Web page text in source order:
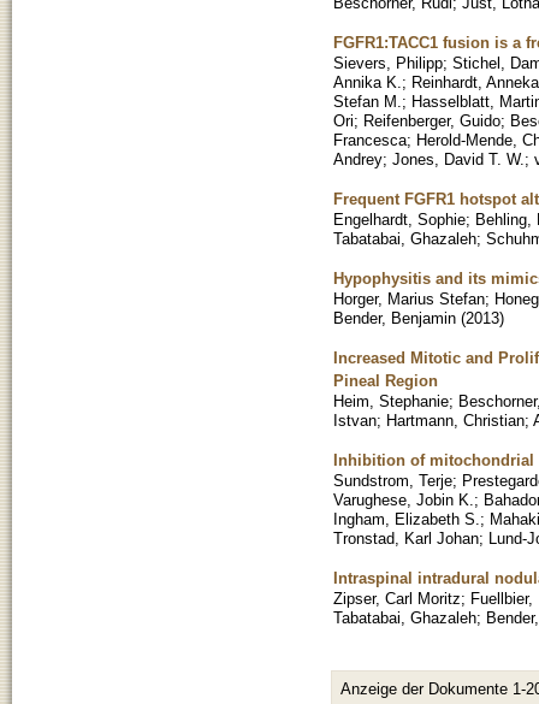
FGFR1:TACC1 fusion is a
Sievers, Philipp; Stichel,
Annika K. ; Reinhardt,
Stefan M. ; Hasselblatt,
Ori; Reifenberger, Guido;
Francesca; Herold-Mende,
Andrey; Jones, David T. W. ;
Frequent FGFR1 hotspot
Engelhardt, Sophie; Behling,
Tabatabai, Ghazaleh;
Hypophysitis and its
Horger, Marius Stefan;
Bender, Benjamin (2013)
Increased Mitotic and
Pineal Region
Heim, Stephanie;
Istvan; Hartmann, Christian;
Inhibition of mitochondrial
Sundstrom, Terje;
Varughese, Jobin K. ;
Ingham, Elizabeth S. ;
Tronstad, Karl Johan; Lund-
Intraspinal intradural
Zipser, Carl Moritz; Fuellbier,
Tabatabai, Ghazaleh;
Anzeige der Dokumente 1-